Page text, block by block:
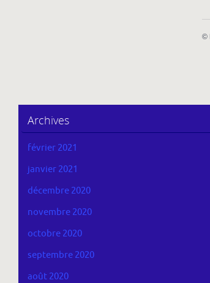
©
Archives
février 2021
janvier 2021
décembre 2020
novembre 2020
octobre 2020
septembre 2020
août 2020